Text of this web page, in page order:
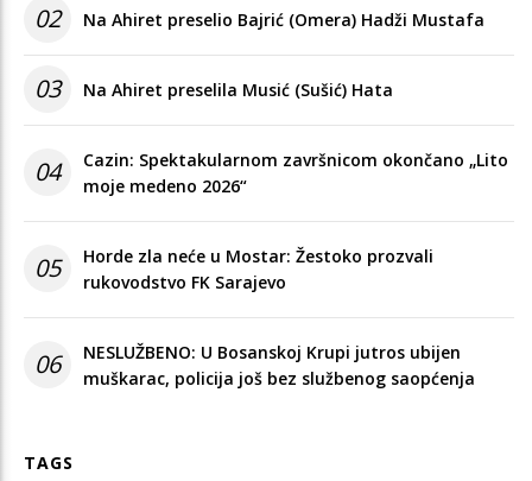
02 Na Ahiret preselio Bajrić (Omera) Hadži Mustafa
03 Na Ahiret preselila Musić (Sušić) Hata
04
Cazin: Spektakularnom završnicom okončano „Lito
moje medeno 2026“
05
Horde zla neće u Mostar: Žestoko prozvali
rukovodstvo FK Sarajevo
06
NESLUŽBENO: U Bosanskoj Krupi jutros ubijen
muškarac, policija još bez službenog saopćenja
TAGS